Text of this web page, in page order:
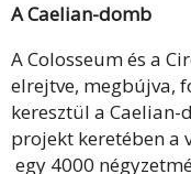
A Caelian-domb
A Colosseum és a
elrejtve, megbújva,
keresztül a Caelian-
projekt keretében a
egy 4000